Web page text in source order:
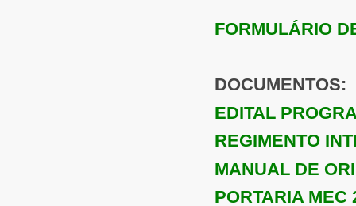
FORMULÁRIO
DOCUMENTOS:
EDITAL
REGIMENTO
MANUAL DE
PORTARIA MEC